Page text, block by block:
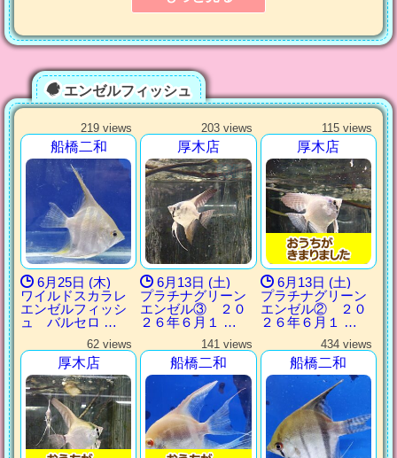
エンゼルフィッシュ
219 views
船橋二和
6月25日 (木)
ワイルドスカラレ
エンゼルフィッシ
ュ バルセロ …
203 views
厚木店
6月13日 (土)
プラチナグリーン
エンゼル③ ２０
２６年６月１ …
115 views
厚木店
6月13日 (土)
プラチナグリーン
エンゼル② ２０
２６年６月１ …
62 views
厚木店
141 views
船橋二和
434 views
船橋二和